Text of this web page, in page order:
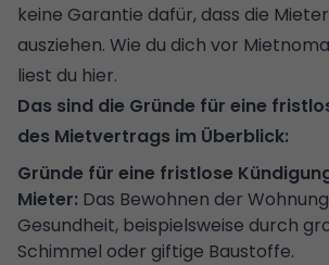
keine Garantie dafür, dass die
ausziehen. Wie du dich vor
liest du hier.
Das sind die Gründe für eine
des Mietvertrags im Überblick:
Das Bewohnen der
Gesundheit, beispielsweise durch
Schimmel oder giftige Baustoffe.